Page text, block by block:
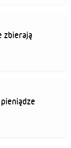
zbierają